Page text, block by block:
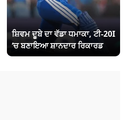
ਸ਼ਿਵਮ ਦੂਬੇ ਦਾ ਵੱਡਾ ਧਮਾਕਾ, ਟੀ-20I
‘ਚ ਬਣਾਇਆ ਸ਼ਾਨਦਾਰ ਰਿਕਾਰਡ